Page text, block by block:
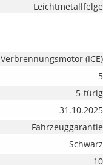
Leichtmetallfelge
Verbrennungsmotor (ICE)
5
5-türig
31.10.2025
Fahrzeuggarantie
Schwarz
10